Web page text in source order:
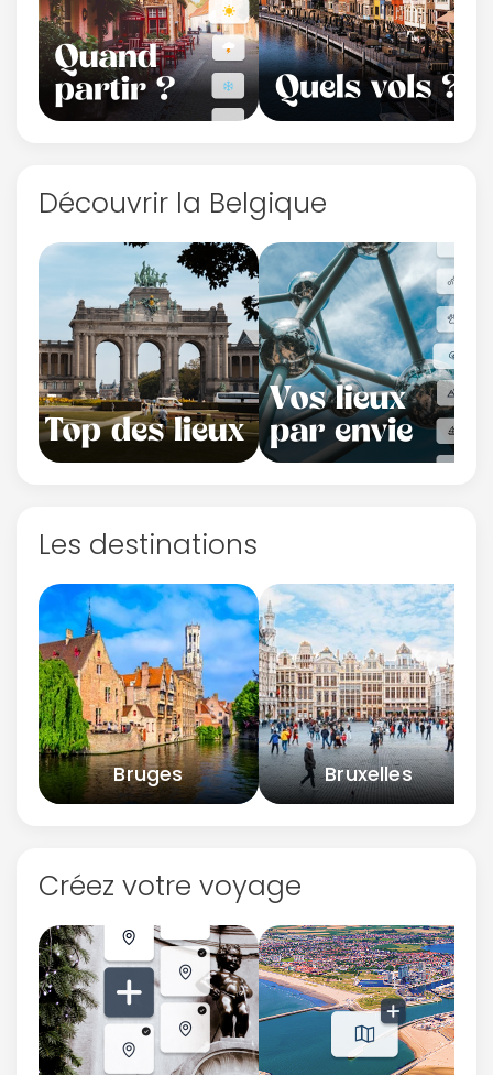
Découvrir la Belgique
Les destinations
Bruges Bruxelles
Créez votre voyage